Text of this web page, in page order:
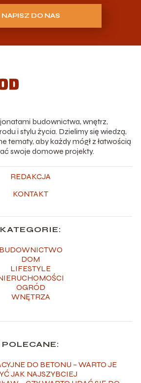
NAPISZ DO NAS
budownictwa, wnętrz,
i stylu życia. Dzielimy się wiedzą,
tematy, aby każdy mógł z łatwością
swoje domowe projekty.
REDAKCJA
KONTAKT
KATEGORIE:
BUDOWNICTWO
DOM
LIFESTYLE
OGRÓD
WNĘTRZA
POLECANE:
DO BETONU – WARTO JE
JAK NAJSZYBCIEJ